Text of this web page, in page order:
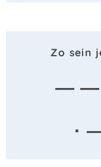
Zo sein
—
·